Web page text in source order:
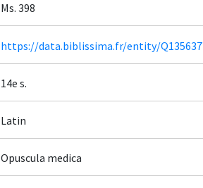
Ms. 398
https://data.biblissima.fr/entity/Q135637
14e s.
Latin
Opuscula medica